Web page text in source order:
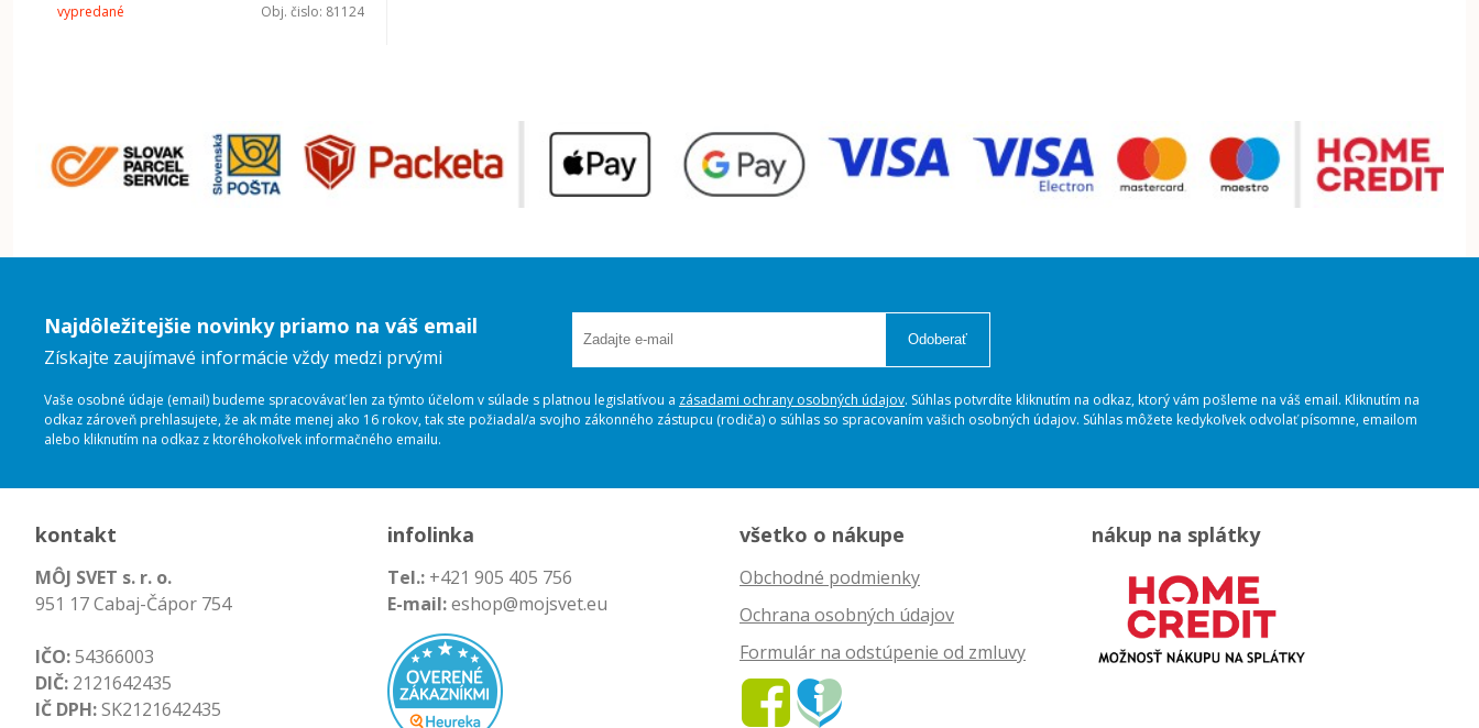
vypredané Obj. čislo: 81124
Najdôležitejšie novinky priamo na váš email
Získajte zaujímavé informácie vždy medzi prvými
Odoberať
Vaše osobné údaje (email) budeme spracovávať len za týmto účelom v súlade s platnou legislatívou a zásadami ochrany osobných údajov. Súhlas potvrdíte kliknutím na odkaz, ktorý vám pošleme na váš email. Kliknutím na
odkaz zároveň prehlasujete, že ak máte menej ako 16 rokov, tak ste požiadal/a svojho zákonného zástupcu (rodiča) o súhlas so spracovaním vašich osobných údajov. Súhlas môžete kedykoľvek odvolať písomne, emailom
alebo kliknutím na odkaz z ktoréhokoľvek informačného emailu.
kontakt
MÔJ SVET s. r. o.
951 17 Cabaj-Čápor 754
IČO:54366003
DIČ: 2121642435
IČ DPH:SK2121642435
infolinka
Tel.: +421 905 405 756
E-mail:eshop@mojsvet.eu
všetko o nákupe
Obchodné podmienky
Ochrana osobných údajov
Formulár na odstúpenie od zmluvy
nákup na splátky